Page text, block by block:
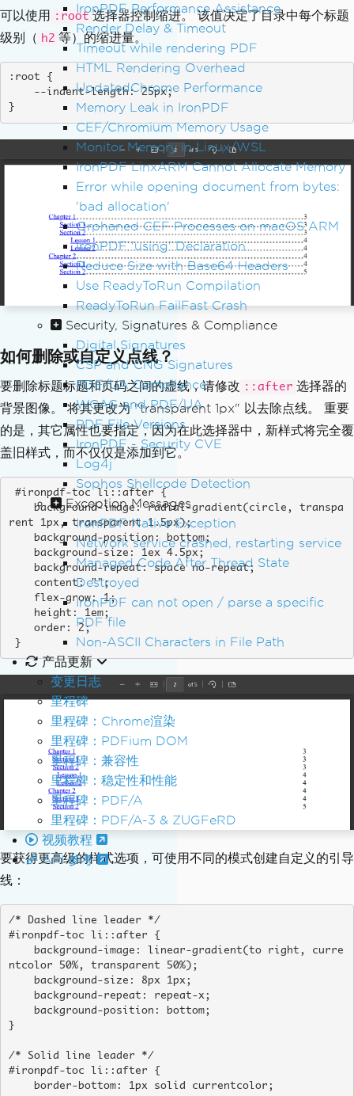
IronPDF Performance Assistance
Render Delay & Timeout
Timeout while rendering PDF
HTML Rendering Overhead
UpdatedChrome Performance
Memory Leak in IronPDF
CEF/Chromium Memory Usage
Monitor Memory in Linux/WSL
IronPDF LinxARM Cannot Allocate Memory
Error while opening document from bytes:
'bad allocation'
Orphaned CEF Processes on macOS ARM
IronPDF 'using' Declaration
Reduce Size with Base64 Headers
Use ReadyToRun Compilation
ReadyToRun FailFast Crash
Security, Signatures & Compliance
Digital Signatures
CSP and CNG Signatures
PDF/UA Compliance
WCAG and PDF/UA
PDF File Versions
IronPDF - Security CVE
Log4j
Sophos Shellcode Detection
Exception Messages
IronPDF Native Exception
Network service crashed, restarting service
Managed Code After Thread State
Destroyed
IronPDF can not open / parse a specific
PDF file
Non-ASCII Characters in File Path
产品更新
变更日志
里程碑
里程碑：Chrome渲染
里程碑：PDFium DOM
里程碑：兼容性
里程碑：稳定性和性能
里程碑：PDF/A
里程碑：PDF/A-3 & ZUGFeRD
视频教程
API 参考
可以使用 :root 选择器控制缩进。 该值决定了目录中每个标题
级别（ h2 等）的缩进量。
:root {
}
如何删除或自定义点线？
要删除标题标题和页码之间的虚线，请修改 ::after 选择器的
背景图像。 将其更改为 "transparent 1px" 以去除点线。 重要
的是，其它属性也要指定，因为在此选择器中，新样式将完全覆
盖旧样式，而不仅仅是添加到它。
rent 1px, transparent 1.5px);
}
要获得更高级的样式选项，可使用不同的模式创建自定义的引导
线：
/* Dashed line leader */
#ironpdf-toc li::after {
ntcolor 50%, transparent 50%);
}
/* Solid line leader */
#ironpdf-toc li::after {